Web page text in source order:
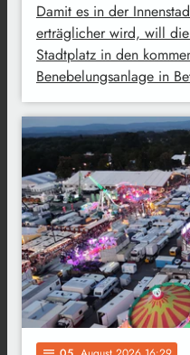
Damit es in der
erträglicher wird, will
Stadtplatz in den
Benebelungsanlage in